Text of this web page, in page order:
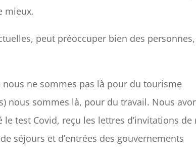
mieux.
peut préoccuper bien des personnes,
ne sommes pas là pour du tourisme
nous sommes là, pour du travail. Nous
test Covid, reçu les lettres d’invitations de
séjours et d’entrées des gouvernements